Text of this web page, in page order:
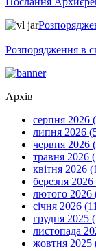
Розпорядження в
Архів
серпня 2026
липня 2026
червня 2026
травня 2026
квітня 2026
березня
лютого 2026
січня 2026
грудня 2025
листопада
жовтня 2025